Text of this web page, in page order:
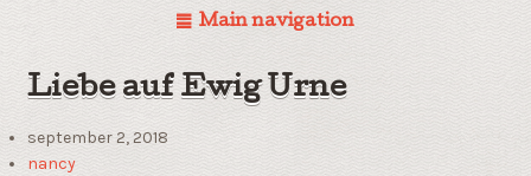
Main navigation
Liebe auf Ewig Urne
september 2, 2018
nancy